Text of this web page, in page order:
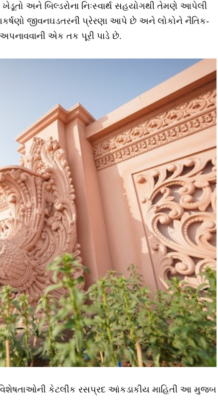
ખેડૂતો અને બિલ્ડરોના નિઃસ્વાર્થ સહયોગથી તેમણે આપેલી
જીવનઘડતરની પ્રેરણા આપે છે અને લોકોને નૈતિક-
એક તક પૂરી પાડે છે.
કેટલીક રસપ્રદ આંકડાકીય માહિતી આ મુજબ